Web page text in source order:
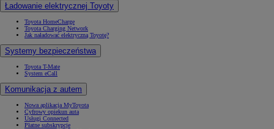
Ładowanie elektrycznej Toyoty
Toyota HomeCharge
Toyota Charging Network
Jak naładować elektryczną Toyotę?
Systemy bezpieczeństwa
Toyota T-Mate
System eCall
Komunikacja z autem
Nowa aplikacja MyToyota
Cyfrowy opiekun auta
Usługi Connected
Płatne subskrypcje